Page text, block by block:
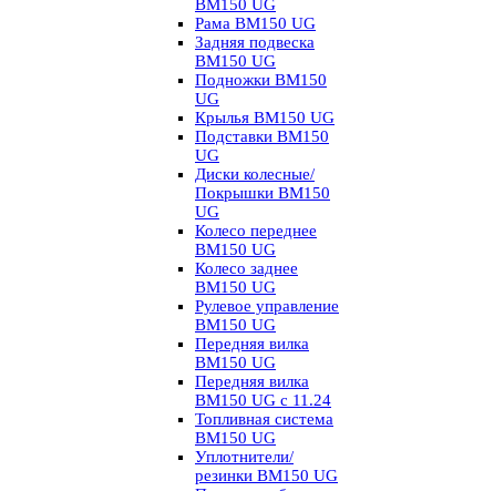
BM150 UG
Рама BM150 UG
Задняя подвеска
BM150 UG
Подножки BM150
UG
Крылья BM150 UG
Подставки BM150
UG
Диски колесные/
Покрышки BM150
UG
Колесо переднее
BM150 UG
Колесо заднее
BM150 UG
Рулевое управление
BM150 UG
Передняя вилка
BM150 UG
Передняя вилка
BM150 UG с 11.24
Топливная система
BM150 UG
Уплотнители/
резинки BM150 UG